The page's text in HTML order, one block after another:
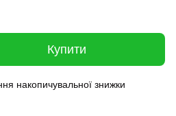
Купити
накопичувальної знижки